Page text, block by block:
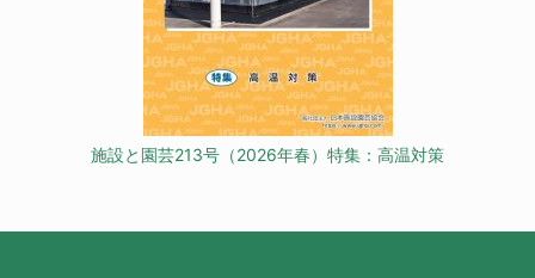
施設と園芸213号（2026年春）特集：高温対策